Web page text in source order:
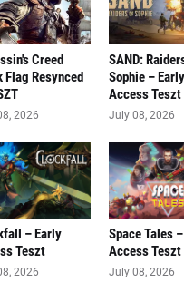
Creed
Flag Resynced
2026
SAND:
Sophie – Early
Access Teszt
July 08, 2026
– Early
Teszt
2026
Space Tales
Access Teszt
July 08, 2026